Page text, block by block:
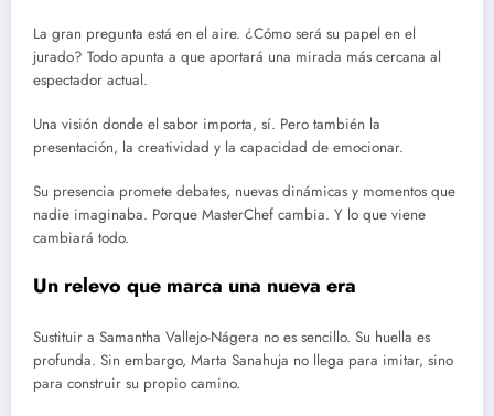
La gran pregunta está en el aire. ¿Cómo será su papel en el
jurado? Todo apunta a que aportará una mirada más cercana al
espectador actual.
Una visión donde el sabor importa, sí. Pero también la
presentación, la creatividad y la capacidad de emocionar.
Su presencia promete debates, nuevas dinámicas y momentos que
nadie imaginaba. Porque MasterChef cambia. Y lo que viene
cambiará todo.
Un relevo que marca una nueva era
Sustituir a Samantha Vallejo-Nágera no es sencillo. Su huella es
profunda. Sin embargo, Marta Sanahuja no llega para imitar, sino
para construir su propio camino.